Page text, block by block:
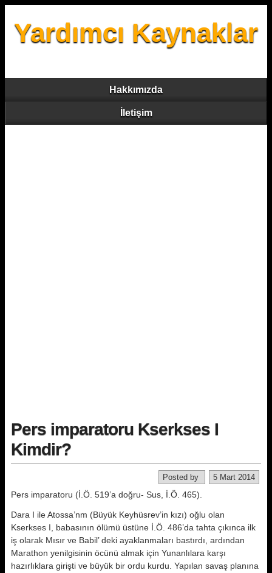
Yardımcı Kaynaklar
Hakkımızda
İletişim
Pers imparatoru Kserkses I
Kimdir?
5 Mart 2014
Posted by
Pers imparatoru (İ.Ö. 519’a doğru- Sus, İ.Ö. 465).
Dara I ile Atossa’nm (Büyük Keyhüsrev’in kızı) oğlu olan
Kserkses I, ba­basının ölümü üstüne İ.Ö. 486’da tah­ta çıkınca ilk
iş olarak Mısır ve Babil’ deki ayaklanmaları bastırdı, ardından
Marathon yenilgisinin öcünü almak için Yunanlılara karşı
hazırlıklara gi­rişti ve büyük bir ordu kurdu. Yapı­lan savaş planına